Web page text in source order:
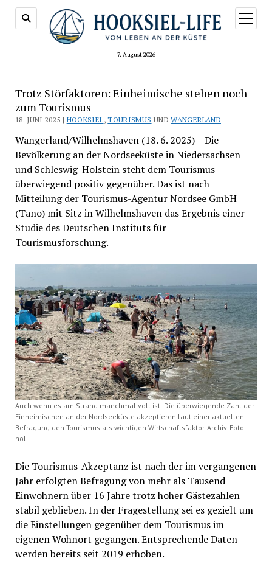
7. August 2026
Menü
öffnen
Trotz Störfaktoren: Einheimische stehen noch
zum Tourismus
18. JUNI 2025 | HOOKSIEL,TOURISMUS UNDWANGERLAND
Wangerland/Wilhelmshaven (18. 6. 2025) – Die
Bevölkerung an der Nordseeküste in Niedersachsen
und Schleswig-Holstein steht dem Tourismus
überwiegend positiv gegenüber. Das ist nach
Mitteilung der Tourismus-Agentur Nordsee GmbH
(Tano) mit Sitz in Wilhelmshaven das Ergebnis einer
Studie des Deutschen Instituts für
Tourismusforschung.
Auch wenn es am Strand manchmal voll ist: Die überwiegende Zahl der
Einheimischen an der Nordseeküste akzeptieren laut einer aktuellen
Befragung den Tourismus als wichtigen Wirtschaftsfaktor. Archiv-Foto:
hol
Die Tourismus-Akzeptanz ist nach der im vergangenen
Jahr erfolgten Befragung von mehr als Tausend
Einwohnern über 16 Jahre trotz hoher Gästezahlen
stabil geblieben. In der Fragestellung sei es gezielt um
die Einstellungen gegenüber dem Tourismus im
eigenen Wohnort gegangen. Entsprechende Daten
werden bereits seit 2019 erhoben.